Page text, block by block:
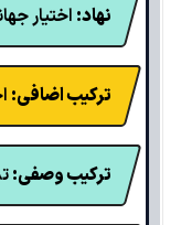
نهاد: اختیار
ترکیب اضافی:
ترکیب وصفی: